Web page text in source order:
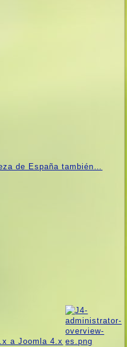
de España también…
a Joomla 4.x